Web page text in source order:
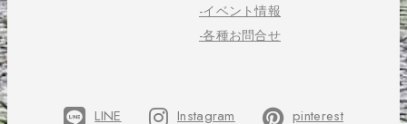
-イベント情報
-各種お問合せ
LINE Instagram pinterest